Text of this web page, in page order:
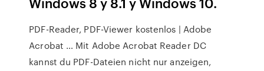
PDF-Reader, PDF-Viewer kostenlos | Adobe
Acrobat … Mit Adobe Acrobat Reader DC
kannst du PDF-Dateien nicht nur anzeigen,